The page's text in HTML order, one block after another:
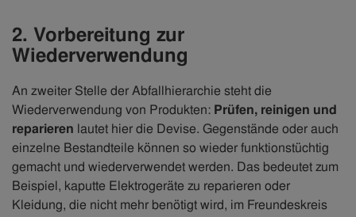
2. Vorbereitung zur
Wiederverwendung
An zweiter Stelle der Abfallhierarchie steht die
Wiederverwendung von Produkten: Prüfen, reinigen und
reparieren lautet hier die Devise. Gegenstände oder auch
einzelne Bestandteile können so wieder funktionstüchtig
gemacht und wiederverwendet werden. Das bedeutet zum
Beispiel, kaputte Elektrogeräte zu reparieren oder
Kleidung, die nicht mehr benötigt wird, im Freundeskreis